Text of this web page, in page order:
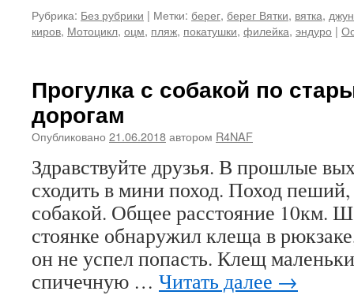
Рубрика: Без рубрики | Метки: берег, берег Вятки, вятка,
киров, Мотоцикл, оцм, пляж, покатушки, филейка, эндуро |
Прогулка с собакой по
дорогам
Опубликовано 21.06.2018автором R4NAF
Здравствуйте друзья. В прошлые
сходить в мини поход. Поход
собакой. Общее расстояние 10км.
стоянке обнаружил клеща в
он не успел попасть. Клещ
спичечную … Читать далее →